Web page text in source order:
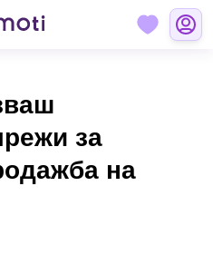
за
на